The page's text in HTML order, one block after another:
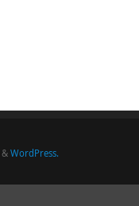
& WordPress.